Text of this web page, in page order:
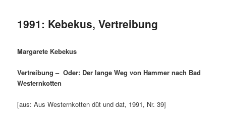
1991: Kebekus, Vertreibung
Margarete Kebekus
Vertreibung – Oder: Der lange Weg von Hammer nach Bad
Westernkotten
[aus: Aus Westernkotten düt und dat, 1991, Nr. 39]